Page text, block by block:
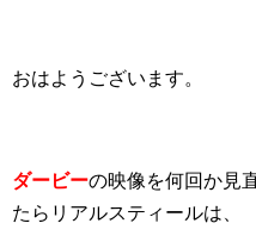
おはようございます。
ダービーの映像を何回か見
たらリアルスティールは、